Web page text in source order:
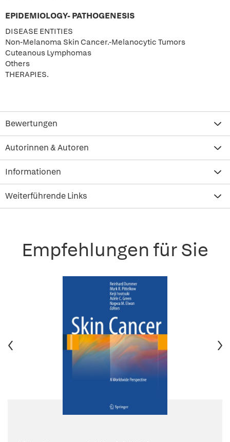
EPIDEMIOLOGY- PATHOGENESIS
DISEASE ENTITIES
Non-Melanoma Skin Cancer.-Melanocytic Tumors
Cuteanous Lymphomas
Others
THERAPIES.
Bewertungen
Autorinnen & Autoren
Informationen
Weiterführende Links
Empfehlungen für Sie